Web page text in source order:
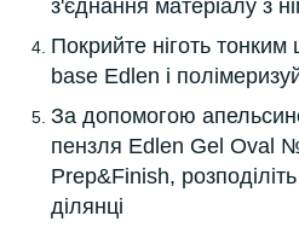
з'єднання матеріалу з
Покрийте ніготь
base Edlen і
За допомогою
пензля Edlen Gel Oval
Prep&Finish,
ділянці